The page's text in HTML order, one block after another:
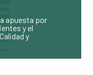
apuesta por
y el
y